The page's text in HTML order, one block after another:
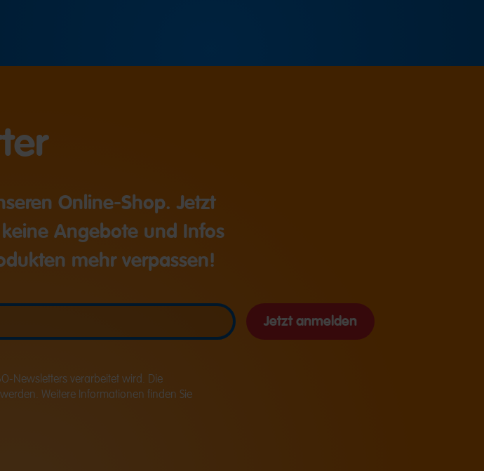
Online-Shop. Jetzt
Angebote und Infos
mehr verpassen!
Jetzt anmelden
Newsletters verarbeitet wird. Die
Weitere Informationen finden Sie